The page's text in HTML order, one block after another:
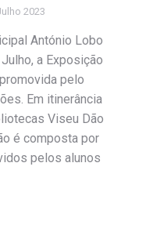
2023
António Lobo
a Exposição
pelo
Em itinerância
Viseu Dão
é composta por
pelos alunos